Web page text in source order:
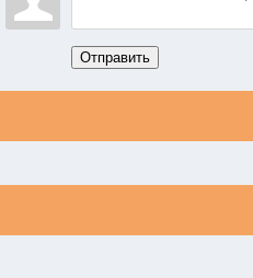
Отправить